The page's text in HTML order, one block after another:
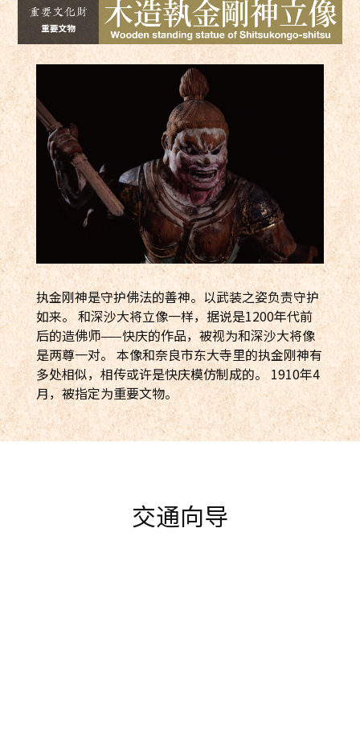
执金刚神是守护佛法的善神。以武装之姿负责守护
如来。 和深沙大将立像一样，据说是1200年代前
后的造佛师——快庆的作品，被视为和深沙大将像
是两尊一对。 本像和奈良市东大寺里的执金刚神有
多处相似，相传或许是快庆模仿制成的。 1910年4
月，被指定为重要文物。
交通向导